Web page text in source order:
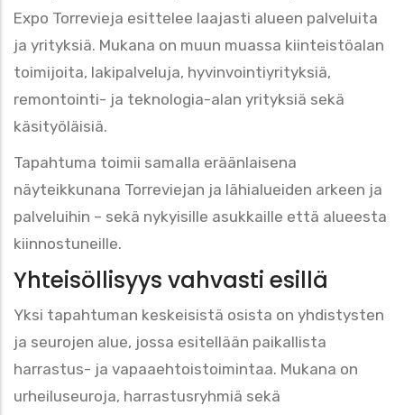
Expo Torrevieja esittelee laajasti alueen palveluita
ja yrityksiä. Mukana on muun muassa kiinteistöalan
toimijoita, lakipalveluja, hyvinvointiyrityksiä,
remontointi- ja teknologia-alan yrityksiä sekä
käsityöläisiä.
Tapahtuma toimii samalla eräänlaisena
näyteikkunana Torreviejan ja lähialueiden arkeen ja
palveluihin – sekä nykyisille asukkaille että alueesta
kiinnostuneille.
Yhteisöllisyys vahvasti esillä
Yksi tapahtuman keskeisistä osista on yhdistysten
ja seurojen alue, jossa esitellään paikallista
harrastus- ja vapaaehtoistoimintaa. Mukana on
urheiluseuroja, harrastusryhmiä sekä